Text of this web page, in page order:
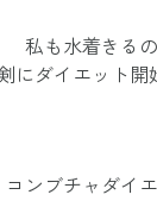
私も水着きる
にダイエット開
コンブチャダイ